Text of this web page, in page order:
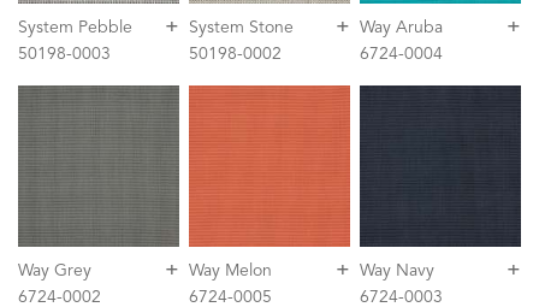
+
System Pebble
50198-0003
+
System Stone
50198-0002
+
Way Aruba
6724-0004
+
Way Grey
6724-0002
+
Way Melon
6724-0005
+
Way Navy
6724-0003